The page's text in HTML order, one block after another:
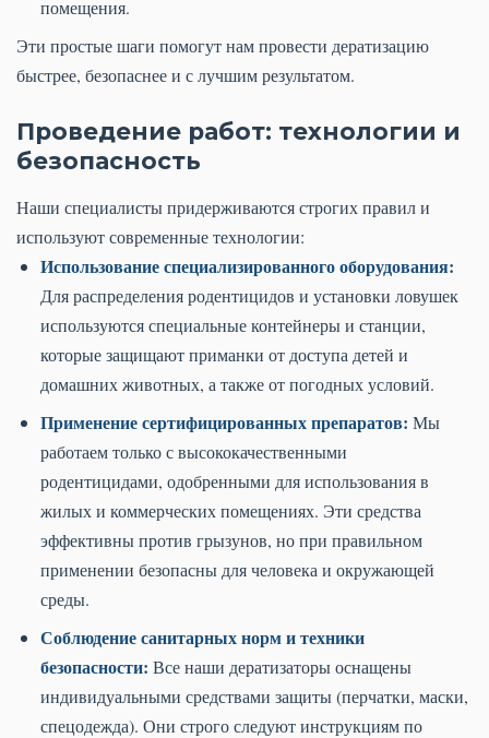
помещения.
Эти простые шаги помогут нам провести дератизацию
быстрее, безопаснее и с лучшим результатом.
Проведение работ: технологии и
безопасность
Наши специалисты придерживаются строгих правил и
используют современные технологии:
Использование специализированного оборудования:
Для распределения родентицидов и установки ловушек
используются специальные контейнеры и станции,
которые защищают приманки от доступа детей и
домашних животных, а также от погодных условий.
Применение сертифицированных препаратов: Мы
работаем только с высококачественными
родентицидами, одобренными для использования в
жилых и коммерческих помещениях. Эти средства
эффективны против грызунов, но при правильном
применении безопасны для человека и окружающей
среды.
Соблюдение санитарных норм и техники
безопасности: Все наши дератизаторы оснащены
индивидуальными средствами защиты (перчатки, маски,
спецодежда). Они строго следуют инструкциям по